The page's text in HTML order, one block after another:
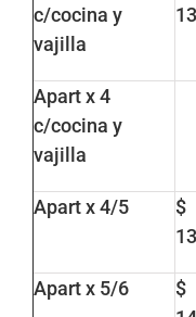
c/cocina y
vajilla
Apart x 4
c/cocina y
vajilla
Apart x 4/5
$
Apart x 5/6
$